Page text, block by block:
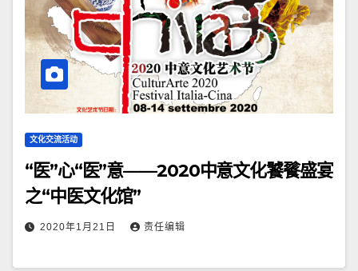
文化交流活动
“医”心“医”意——2020中意文化饕餮盛宴
之“中医文化馆”
2020年1月21日 责任编辑